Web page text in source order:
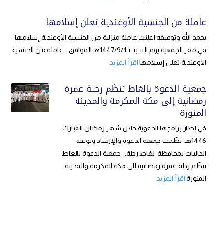
عاملة من الجنسية الأوغندية تعلن إسلامها
بحمد الله وتوفيقه أعلنت عاملة منزلية من الجنسية الأوغندية إسلامها
في مقر الجمعية يوم السبت 1447/9/4هـ الموافق... عاملة من الجنسية
الأوغندية تعلن إسلامها اقرأ المزيد
جمعية الدعوة بالغاط تنظّم رحلة عمرة
رمضانية إلى مكة المكرمة والمدينة
المنورة
في إطار برامجها الدعوية خلال شهر رمضان المبارك
1446هـ، نظّمت جمعية الدعوة والإرشاد وتوعية
الجاليات بمحافظة الغاط رحلة... جمعية الدعوة بالغاط
تنظّم رحلة عمرة رمضانية إلى مكة المكرمة والمدينة
المنورة اقرأ المزيد